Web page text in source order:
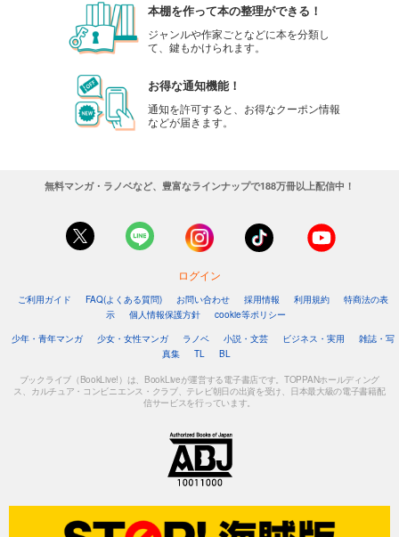
本棚を作って本の整理ができる！
ジャンルや作家ごとなどに本を分類し
て、鍵もかけられます。
お得な通知機能！
通知を許可すると、お得なクーポン情報
などが届きます。
無料マンガ・ラノベなど、豊富なラインナップで188万冊以上配信中！
ログイン
ご利用ガイド FAQ(よくある質問) お問い合わせ 採用情報 利用規約
特商法の表
示
個人情報保護方針
cookie等ポリシー
少年・青年マンガ
少女・女性マンガ ラノベ 小説・文芸 ビジネス・実用
雑誌・写
真集
TL BL
ブックライブ（BookLive!）は、BookLiveが運営する電子書店です。TOPPANホールディング
ス、カルチュア・コンビニエンス・クラブ、テレビ朝日の出資を受け、日本最大級の電子書籍配
信サービスを行っています。